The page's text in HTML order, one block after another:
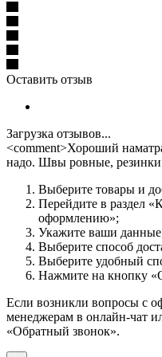
Оставить отзыв
Загрузка отзывов...
<comment>Хороший
надо. Швы ровные,
Выберите товары и
Перейдите в раздел
оформлению»;
Укажите ваши
Выберите способ
Выберите удобный
Нажмите на кнопку
Если возникли вопросы с
менеджерам в онлайн-чат
«Обратный звонок».